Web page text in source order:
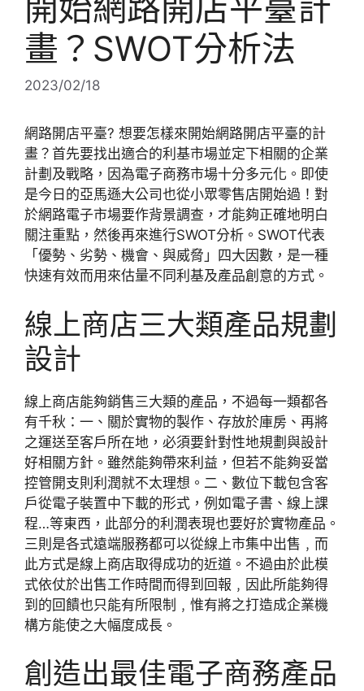
畫？SWOT分析法
2023/02/18
網路開店平臺? 想要怎樣來開始網路開店平臺的計
畫？首先要找出適合的利基市場並定下相關的企業
計劃及戰略，因為電子商務市場十分多元化。即使
是今日的亞馬遜大公司也從小眾零售店開始過！對
於網路電子市場要作背景調查，才能夠正確地明白
關注重點，然後再來進行SWOT分析。SWOT代表
「優勢、劣勢、機會、與威脅」四大因數，是一種
快速有效而用來估量不同利基及產品創意的方式。
線上商店三大類產品規劃
設計
線上商店能夠銷售三大類的產品，不過每一類都各
有千秋：一、關於實物的製作、存放於庫房、再將
之運送至客戶所在地，必須要針對性地規劃與設計
好相關方針。雖然能夠帶來利益，但若不能夠妥當
控管開支則利潤就不太理想。二、數位下載包含客
戶從電子裝置中下載的形式，例如電子書、線上課
程…等東西，此部分的利潤表現也要好於實物產品。
三則是各式遠端服務都可以從線上市集中出售﹐而
此方式是線上商店取得成功的近道。不過由於此模
式依仗於出售工作時間而得到回報﹐因此所能夠得
到的回饋也只能有所限制﹐惟有將之打造成企業機
構方能使之大幅度成長。
創造出最佳電子商務產品